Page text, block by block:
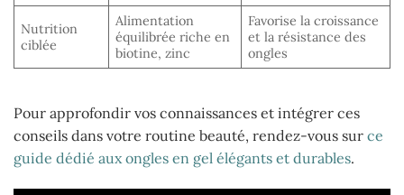
Nutrition
ciblée
Alimentation
équilibrée riche en
biotine, zinc
Favorise la croissance
et la résistance des
ongles
Pour approfondir vos connaissances et intégrer ces
conseils dans votre routine beauté, rendez-vous sur ce
guide dédié aux ongles en gel élégants et durables.